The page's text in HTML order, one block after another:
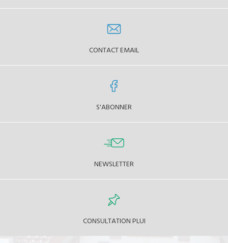
CONTACT EMAIL
S'ABONNER
NEWSLETTER
CONSULTATION PLUI